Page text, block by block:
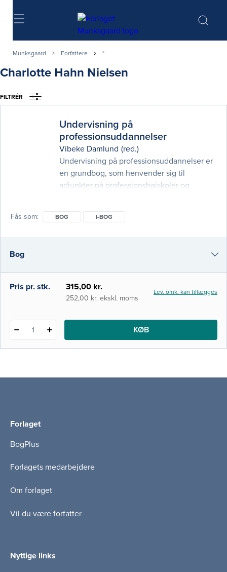
Søg
Munksgaard Forfattere *
Charlotte Hahn Nielsen
FILTRÉR
Undervisning på
professionsuddannelser
Vibeke Damlund (red.)
Undervisning på professionsuddannelser er
en grundbog, som henvender sig til
adjunkter på professionshøjskoler og
arbejder med undervisning i både teoretisk
frieksemplarer af bogen. Boge
Fås som BOG I-BOG
Bog
i-bog
Pris pr. stk. 315,00 kr.
252,00 kr. ekskl. moms
Lev. omk. kan tillægges
1 KØB
Forlaget
BogPlus
Forlagets medarbejdere
Om forlaget
Vil du være forfatter
Nyttige links